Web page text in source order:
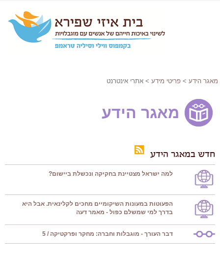
מאגר הידע > פריטי מידע > אתרי אינטרנט
מאגר הידע
חדש במאגר הידע
למה ישראל מצטיינת בחקיקה ונכשלת ביישום?
הפעוטות במעונות השיקומיים מחכים לקלינאית. אבל היא
בדרך למי שמשלם כפול - מאמר דעה
דבר העורך - מוגבלות וחברה: מחקר ופרקטיקה / 5